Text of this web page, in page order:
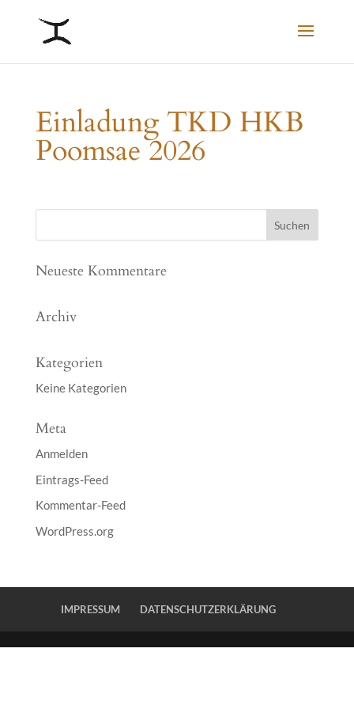
Einladung TKD HKB
Poomsae 2026
Neueste Kommentare
Archiv
Kategorien
Keine Kategorien
Meta
Anmelden
Eintrags-Feed
Kommentar-Feed
WordPress.org
IMPRESSUM DATENSCHUTZERKLÄRUNG